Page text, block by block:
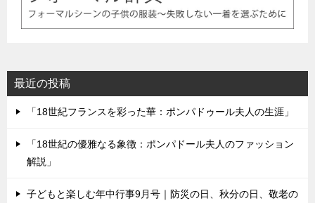
最近の投稿
「18世紀フランスを彩った華：ポンパドゥール夫人の生涯」
「18世紀の優雅なる象徴：ポンパドール夫人のファッション
解説」
子どもと楽しむ年中行事9月号｜防災の日、秋分の日、敬老の